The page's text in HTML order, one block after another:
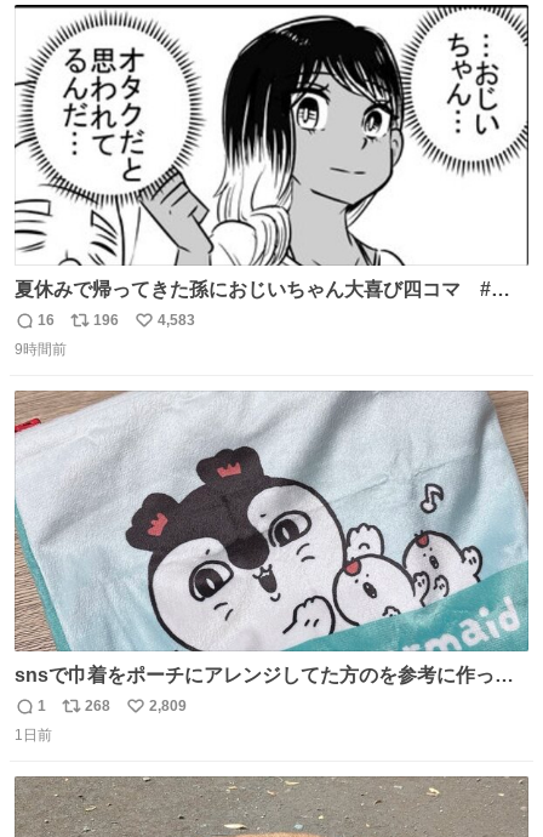
ト
数
数
夏休みで帰ってきた孫におじいちゃん大喜び四コマ #四
コマ漫画 #Web漫画 #漫画が読めるハッシュタグ
返
信
16
リ
ト
数
196
い
数
4,583
9時間前
snsで巾着をポーチにアレンジしてた方のを参考に作って
みました🧵 裁縫は得意でないので、ザクザクの目測で縫い
ましたので悪しからず🙏🏻 裏地は人魚のウロコ風な柄にし
に入り⭐️
返
信
1
リ
ト
数
268
い
数
2,809
1日前